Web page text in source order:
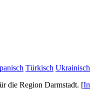
Türkisch Ukrainisch
die Region Darmstadt. [